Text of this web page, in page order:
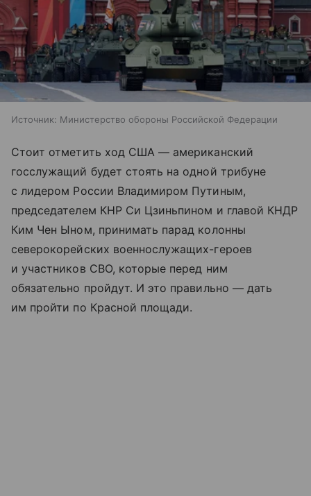
Источник: Министерство обороны Российской Федерации
Стоит отметить ход США — американский
госслужащий будет стоять на одной трибуне
с лидером России Владимиром Путиным,
председателем КНР Си Цзиньпином и главой КНДР
Ким Чен Ыном, принимать парад колонны
северокорейских военнослужащих-героев
и участников СВО, которые перед ним
обязательно пройдут. И это правильно — дать
им пройти по Красной площади.